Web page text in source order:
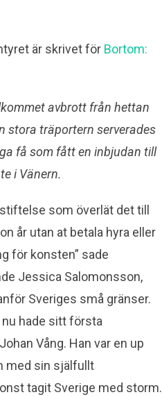
är skrivet för Bortom:
avbrott från hettan
stora träportern serverades
få som fått en inbjudan till
i Vänern.
som överlät det till
år utan at betala hyra eller
för konsten” sade
Jessica Salomonsson,
Sveriges små gränser.
hade sitt första
Vång. Han var en up
med sin själfullt
tagit Sverige med storm.